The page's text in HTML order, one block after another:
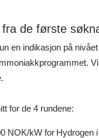
fra de første
en indikasjon på
for de 4 rundene:
NOK/kW for Hydrogen